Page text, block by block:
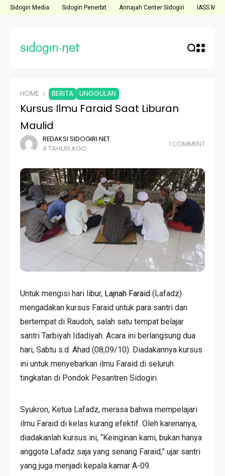
Sidogiri Media Sidogiri Penerbit Annajah Center Sidogiri IASS
HOME BERITA UNGGULAN
Kursus Ilmu Faraid Saat Liburan
Maulid
REDAKSI SIDOGIRI.NET
4 TAHUN AGO
1 COMMENT
Untuk mengisi hari libur, Lajnah Faraid (Lafadz)
mengadakan kursus Faraid untuk para santri dan
bertempat di Raudoh, salah satu tempat belajar
santri Tarbiyah Idadiyah. Acara ini berlangsung dua
hari, Sabtu s.d. Ahad (08,09/10). Diadakannya kursus
ini untuk menyebarkan ilmu Faraid di seluruh
tingkatan di Pondok Pesantren Sidogiri.
Syukron, Ketua Lafadz, merasa bahwa mempelajari
ilmu Faraid di kelas kurang efektif. Oleh karenanya,
diadakanlah kursus ini, “Keinginan kami, bukan hanya
anggota Lafadz saja yang senang Faraid,” ujar santri
yang juga menjadi kepala kamar A-09.